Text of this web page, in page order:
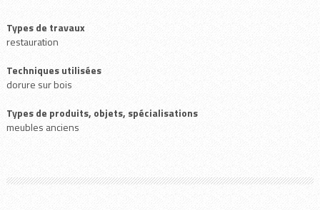
Types de travaux
restauration
Techniques utilisées
dorure sur bois
Types de produits, objets, spécialisations
meubles anciens